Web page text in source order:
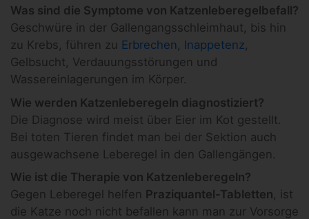
Was sind die Symptome von Katzenleberegelbefall?
Geschwüre in der Gallengangsschleimhaut, bis hin
zu Krebs, führen zu Erbrechen, Inappetenz,
Gelbsucht, Verdauungsstörungen und
Wassereinlagerungen im Körper.
Wie werden Katzenleberegeln diagnostiziert?
Die Diagnose wird meist über Eier im Kot gestellt.
Bei toten Tieren findet man bei der Sektion auch
ausgewachsene Leberegel in den Gallengängen.
Wie ist die Therapie von Katzenleberegeln?
Gegen Leberegel helfen Praziquantel-Tabletten , ist
die Katze noch nicht befallen kann man zur Vorsorge